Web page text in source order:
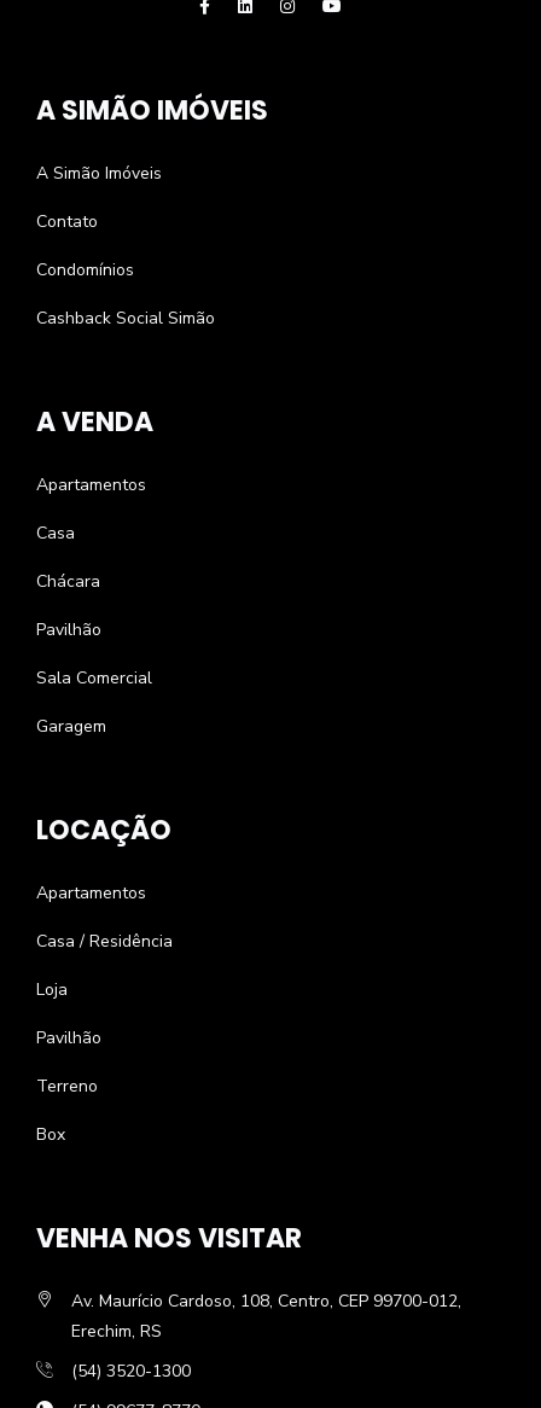
A SIMÃO IMÓVEIS
A Simão Imóveis
Contato
Condomínios
Cashback Social Simão
A VENDA
Apartamentos
Casa
Chácara
Pavilhão
Sala Comercial
Garagem
LOCAÇÃO
Apartamentos
Casa / Residência
Loja
Pavilhão
Terreno
Box
VENHA NOS VISITAR
Av. Maurício Cardoso, 108, Centro, CEP 99700-012,
Erechim, RS
(54) 3520-1300